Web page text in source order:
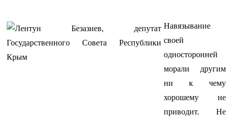
Навязывание
своей
односторонней
морали другим
ни к чему
хорошему не
приводит. Не